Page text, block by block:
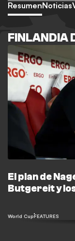
ResumenNoticias
FINLANDIA
El plan de
Butgereit y
World CupFEATURES